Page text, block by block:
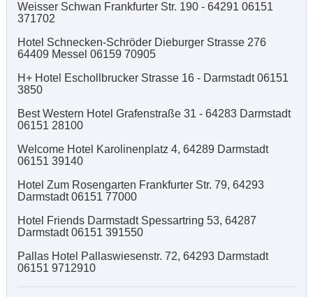
Weisser Schwan Frankfurter Str. 190 - 64291 06151
371702
Hotel Schnecken-Schröder Dieburger Strasse 276
64409 Messel 06159 70905
H+ Hotel Eschollbrucker Strasse 16 - Darmstadt 06151
3850
Best Western Hotel Grafenstraße 31 - 64283 Darmstadt
06151 28100
Welcome Hotel Karolinenplatz 4, 64289 Darmstadt
06151 39140
Hotel Zum Rosengarten Frankfurter Str. 79, 64293
Darmstadt 06151 77000
Hotel Friends Darmstadt Spessartring 53, 64287
Darmstadt 06151 391550
Pallas Hotel Pallaswiesenstr. 72, 64293 Darmstadt
06151 9712910